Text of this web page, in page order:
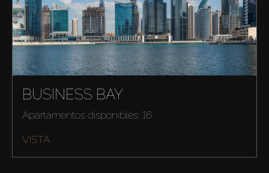
Comprar
BUSINESS BAY
Apartamentos disponibles: 16
VISTA